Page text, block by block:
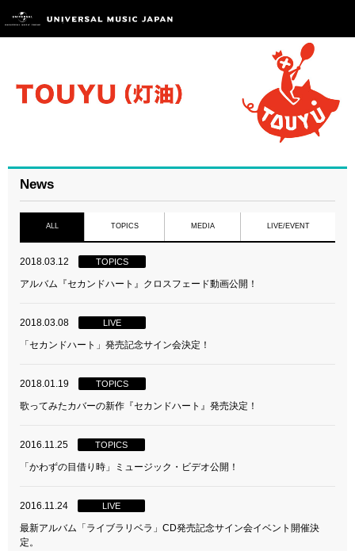
News
ALL TOPICS MEDIA LIVE/EVENT
2018.03.12 TOPICS
アルバム『セカンドハート』クロスフェード動画公開！
2018.03.08 LIVE
「セカンドハート」発売記念サイン会決定！
2018.01.19 TOPICS
歌ってみたカバーの新作『セカンドハート』発売決定！
2016.11.25 TOPICS
「かわずの目借り時」ミュージック・ビデオ公開！
2016.11.24 LIVE
最新アルバム「ライブラリベラ」CD発売記念サイン会イベント開催決
定。